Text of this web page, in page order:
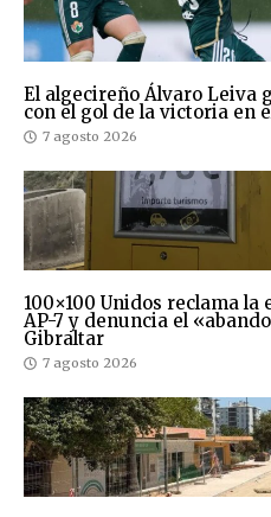
El algecireño Álvaro Leiva
con el gol de la victoria en
7 agosto 2026
100×100 Unidos reclama
AP-7 y denuncia el
Gibraltar
7 agosto 2026